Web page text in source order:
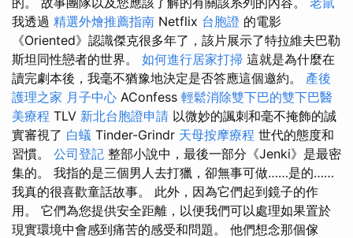
我透過 精選外燴推薦指南 Netflix 台胞證 的電影
《Oriented》認識傑克很多年了，該片展示了特拉維夫巴勒
斯坦同性戀者的世界。 如何進行居家打掃 這就是為什麼在
讀完劇本後，我毫不猶豫地決定是否答應這個邀約。 產後
護理之家 月子中心 AConfess 輕鬆消除雙下巴的雙下巴醫
美療程 TLV 新北台胞證申請 以微妙的諷刺和毫不掩飾的誠
實審視了 白蟻 Tinder-Grindr 天母按摩療程 世代的態度和
習慣。 公司登記 整部小說中，最後一部分《Jenki》是最密
集的。 我指的是三個男人去打獵，卻無事可做……是的……
我真的很喜歡童話故事。 此外，因為它們起到鏡子的作
用。 它們為您提供安全距離，以便我們可以處理如果置於
現實環境中會感到痛苦的感受和問題。 他們想念那個傢